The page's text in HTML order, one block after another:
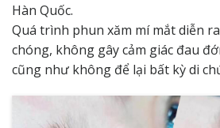
Hàn Quốc.
Quá trình phun xăm mí mắt diễn
chóng, không gây cảm giác đau
cũng như không để lại bất kỳ di